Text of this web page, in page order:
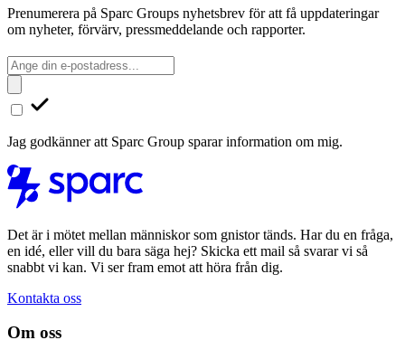
Prenumerera på Sparc Groups nyhetsbrev för att få uppdateringar
om nyheter, förvärv, pressmeddelande och rapporter.
Jag godkänner att Sparc Group sparar information om mig.
Det är i mötet mellan människor som gnistor tänds. Har du en fråga,
en idé, eller vill du bara säga hej? Skicka ett mail så svarar vi så
snabbt vi kan. Vi ser fram emot att höra från dig.
Kontakta oss
Om oss